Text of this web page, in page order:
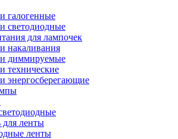
галогенные
светодиодные
для лампочек
накаливания
диммируемые
технические
энергосберегающие
ленты
ленты